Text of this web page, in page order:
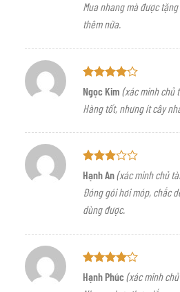
sao
Mua nhang mà được
thêm nữa.
Được
xếp hạng
45 sao
Ngọc Kim (xác minh chủ
Hàng tốt, nhưng ít cây
Được
xếp
hạng3
5 sao
Hạnh An(xác minh chủ
Đóng gói hơi móp, chắc
dùng được.
Được
xếp hạng
Hạnh Phúc(xác minh